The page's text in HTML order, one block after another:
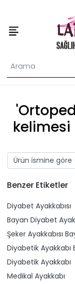
kelimesi
Benzer Etiketler
Diyabet Ayakkabısı
Bayan Diyabet
Şeker Ayakkabısı
Diyabetik Ayakkabı
Diyabetik Ayakkabı
Medikal Ayakkabı